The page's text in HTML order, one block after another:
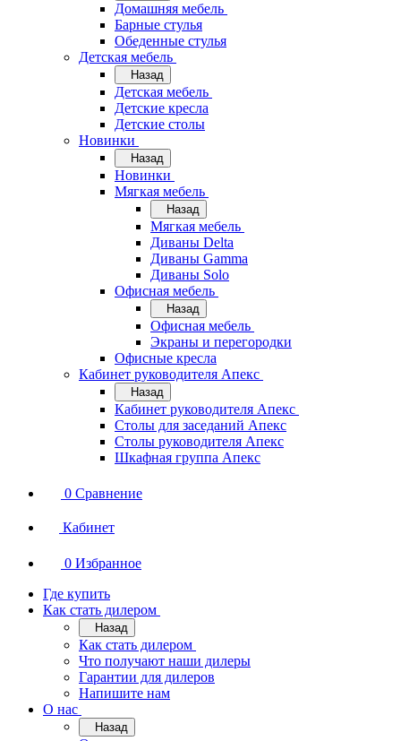
Домашняя мебель
Барные стулья
Обеденные стулья
Детская мебель
Назад
Детская мебель
Детские кресла
Детские столы
Новинки
Назад
Новинки
Мягкая мебель
Назад
Мягкая мебель
Диваны Delta
Диваны Gamma
Диваны Solo
Офисная мебель
Назад
Офисная мебель
Экраны и перегородки
Офисные кресла
Кабинет руководителя Апекс
Назад
Кабинет руководителя Апекс
Столы для заседаний Апекс
Столы руководителя Апекс
Шкафная группа Апекс
0 Сравнение
Кабинет
0 Избранное
Где купить
Как стать дилером
Назад
Как стать дилером
Что получают наши дилеры
Гарантии для дилеров
Напишите нам
О нас
Назад